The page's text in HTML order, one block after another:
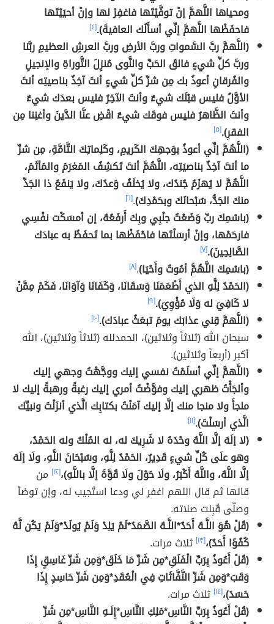
ومحياها اللَّهمَّ إنْ توفَّيْتَها فاغفِرْ لها وإنْ أحيَيْتَها
فاحفَظْها اللَّهمَّ إنِّي أسأَلُك العافيةَ).[٤]
(اللَّهمَّ ربَّ السَّمواتِ وربَّ الأرضِ وربَّ العرشِ العظيمِ ربَّنا
وربَّ كلِّ شيءٍ فالقَ الحَبِّ والنَّوى مُنزِلَ التَّوراةِ والإنجيلِ
والفُرقانِ أعوذُ بك مِن شرِّ كلِّ شيءٍ أنتَ آخِذٌ بناصيتِه أنتَ
الأوَّلُ فليس قبْلَك شيءٌ وأنتَ الآخِرُ فليس بعدَك شيءٌ
وأنتَ الظَّاهرُ فليس فوقَك شيءٌ اقْضِ عنَّا الدَّينَ وأغنِنا مِن
الفقرِ).[٥]
(اللَّهُمَّ إنِّي أعوذُ بوَجهِكَ الكَريمِ، وكَلِماتِكَ التَّامَّةِ، مِن شرِّ
ما أنتَ آخِذٌ بناصيَتِه، اللَّهُمَّ أنتَ تَكشِفُ المَغرَمَ والمَأثَمَ،
اللَّهُمَّ لا يُهزَمُ جُندُك، ولا يُخلَفُ وَعدُكَ، ولا يَنفَعُ ذا الجَدِّ
منكَ الجَدُّ، سُبْحانَكَ وبحَمْدِكَ).[٦]
(باسْمِكَ ربِّ وَضَعْتُ جنْبِي وبِكَ أَرفَعُهُ، إن أمسَكْت نفْسِي
فارحَمْها، وإنْ أرسَلْتَها فاحْفَظْها بما تَحفَظُ به عبادَك
الصَّالِحِينَ).[٧]
(باسْمِكَ اللَّهُمَّ أمُوتُ وأَحْيَا).[٨]
(الحَمْدُ لِلَّهِ الذي أَطْعَمَنَا وَسَقَانَا، وَكَفَانَا وَآوَانَا، فَكَمْ مِمَّنْ
لا كَافِيَ له وَلَا مُؤْوِيَ).[٩]
(اللَّهمَّ قِني عذابَك يومَ تبعَثُ عبادَك).[١٠]
سبحان الله (ثلاثاً وثلاثين)، الحمدلله (ثلاثاً وثلاثين)، الله
أكبر (أربعاً وثلاثين).
(اللَّهمَّ إنِّي أسلَمْتُ نفسي إليك ووجَّهْتُ وجهي إليك
وألجَأْتُ ظهري إليك وفوَّضْتُ أمري إليك رغبةً ورهبةً إليك لا
ملجأَ ولا منجا منك إلَّا إليك آمَنْتُ بكتابِك الَّذي أنزَلْتَ ونبيِّك
الَّذي أرسَلْتَ).[١١]
(لا إلَهَ إلَّا اللَّهُ وحْدَهُ لا شَرِيكَ له، له المُلْكُ وله الحَمْدُ،
وهو علَى كُلِّ شيءٍ قَدِيرٌ، الحَمْدُ لِلَّهِ، وسُبْحَانَ اللَّهِ، ولَا إلَهَ
إلَّا اللَّهُ، واللَّهُ أَكْبَرُ، ولَا حَوْلَ ولَا قُوَّةَ إلَّا باللَّهِ)،[١٢] من
قالها ثم قال اللهم اغفر لي ودعا استُجيب له، وإن توضأ
وصلّى قُبِلت صلاته.
(قُلْ هُوَ اللَّـهُ أَحَدٌ*اللَّـهُ الصَّمَدُ*لَمْ يَلِدْ وَلَمْ يُولَدْ*وَلَمْ يَكُن لَّهُ
كُفُوًا أَحَدٌ)،[١٣] ثلاث مرات.
(قُلْ أَعُوذُ بِرَبِّ الْفَلَقِ*مِن شَرِّ مَا خَلَقَ*وَمِن شَرِّ غَاسِقٍ إِذَا
وَقَبَ*وَمِن شَرِّ النَّفَّاثَاتِ فِي الْعُقَدِ*وَمِن شَرِّ حَاسِدٍ إِذَا
حَسَدَ)،[١٤] ثلاث مرات.
(قُلْ أَعُوذُ بِرَبِّ النَّاسِ*مَلِكِ النَّاسِ*إِلَـهِ النَّاسِ*مِن شَرِّ